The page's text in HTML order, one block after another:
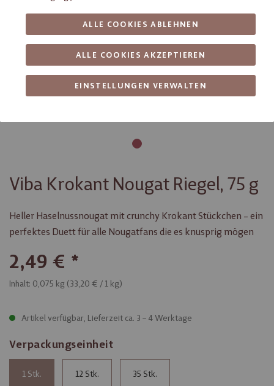
Viba Krokant Nougat Riegel, 75 g
2,49 €
Heller Haselnussnougat mit crunchy Krokant Stückchen – ein
perfektes Duett für alle Nougatfans die es knusprig mögen
Inhalt: 0,075 kg (33,20 € / 1 kg)
Artikel verfügbar, Lieferzeit ca. 3 – 4 Werktage
Verpackungseinheit
1 12 35
EINSTELLUNGEN VERWALTEN
ALLE COOKIES AKZEPTIEREN
ALLE COOKIES ABLEHNEN